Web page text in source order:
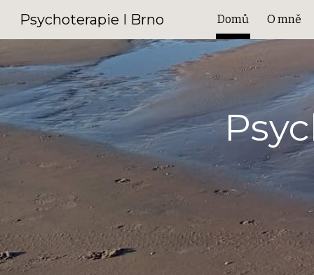
Psychoterapie I Brno Domů O mně
P